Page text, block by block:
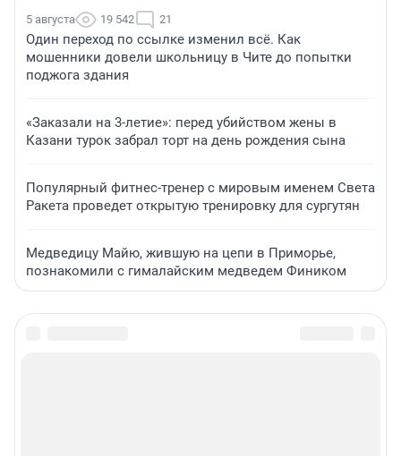
5 августа 19 542 21
Один переход по ссылке изменил всё. Как
мошенники довели школьницу в Чите до попытки
поджога здания
«Заказали на 3-летие»: перед убийством жены в
Казани турок забрал торт на день рождения сына
Популярный фитнес-тренер с мировым именем Света
Ракета проведет открытую тренировку для сургутян
Медведицу Майю, жившую на цепи в Приморье,
познакомили с гималайским медведем Фиником